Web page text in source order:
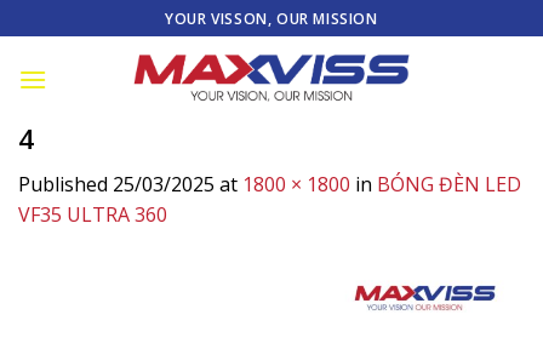
to
content
YOUR VISSON, OUR MISSION
4
Published 25/03/2025 at 1800 × 1800 in BÓNG ĐÈN LED
VF35 ULTRA 360